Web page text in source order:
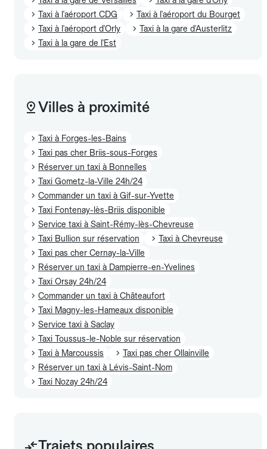
Taxi à l'aéroport CDG
Taxi à l'aéroport du Bourget
Taxi à l'aéroport d'Orly
Taxi à la gare d'Austerlitz
Taxi à la gare de l'Est
Villes à proximité
Taxi à Forges-les-Bains
Taxi pas cher Briis-sous-Forges
Réserver un taxi à Bonnelles
Taxi Gometz-la-Ville 24h/24
Commander un taxi à Gif-sur-Yvette
Taxi Fontenay-lès-Briis disponible
Service taxi à Saint-Rémy-lès-Chevreuse
Taxi Bullion sur réservation
Taxi à Chevreuse
Taxi pas cher Cernay-la-Ville
Réserver un taxi à Dampierre-en-Yvelines
Taxi Orsay 24h/24
Commander un taxi à Châteaufort
Taxi Magny-les-Hameaux disponible
Service taxi à Saclay
Taxi Toussus-le-Noble sur réservation
Taxi à Marcoussis
Taxi pas cher Ollainville
Réserver un taxi à Lévis-Saint-Nom
Taxi Nozay 24h/24